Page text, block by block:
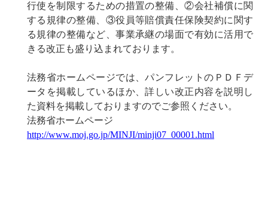
行使を制限するための措置の整備、②会社補償に関
する規律の整備、③役員等賠償責任保険契約に関す
る規律の整備など、事業承継の場面で有効に活用で
きる改正も盛り込まれております。
法務省ホームページでは、パンフレットのＰＤＦデ
ータを掲載しているほか、詳しい改正内容を説明し
た資料を掲載しておりますのでご参照ください。
法務省ホームページ
http://www.moj.go.jp/MINJI/minji07_00001.html